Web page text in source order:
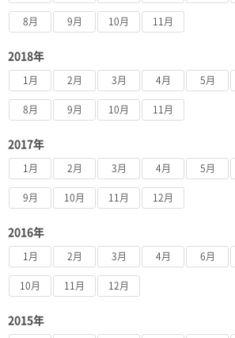
8月 9月 10月 11月
2018年
1月 2月 3月 4月 5月
8月 9月 10月 11月
2017年
1月 2月 3月 4月 5月
9月 10月 11月 12月
2016年
1月 2月 3月 4月 6月
10月 11月 12月
2015年